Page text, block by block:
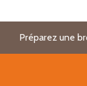
Préparez une